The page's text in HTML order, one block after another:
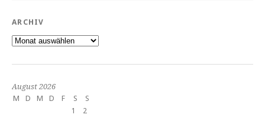
ARCHIV
Archiv
August 2026
M
D M D F S
S
1
2